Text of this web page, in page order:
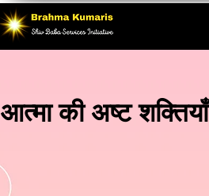
आत्मा की अष्ट शक्तियाँ